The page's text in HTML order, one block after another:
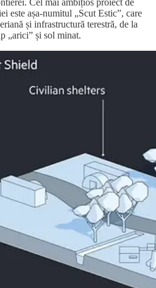
Cel mai ambițios proiect de
este așa-numitul „Scut Estic”, care
și infrastructură terestră, de la
„arici” și sol minat.